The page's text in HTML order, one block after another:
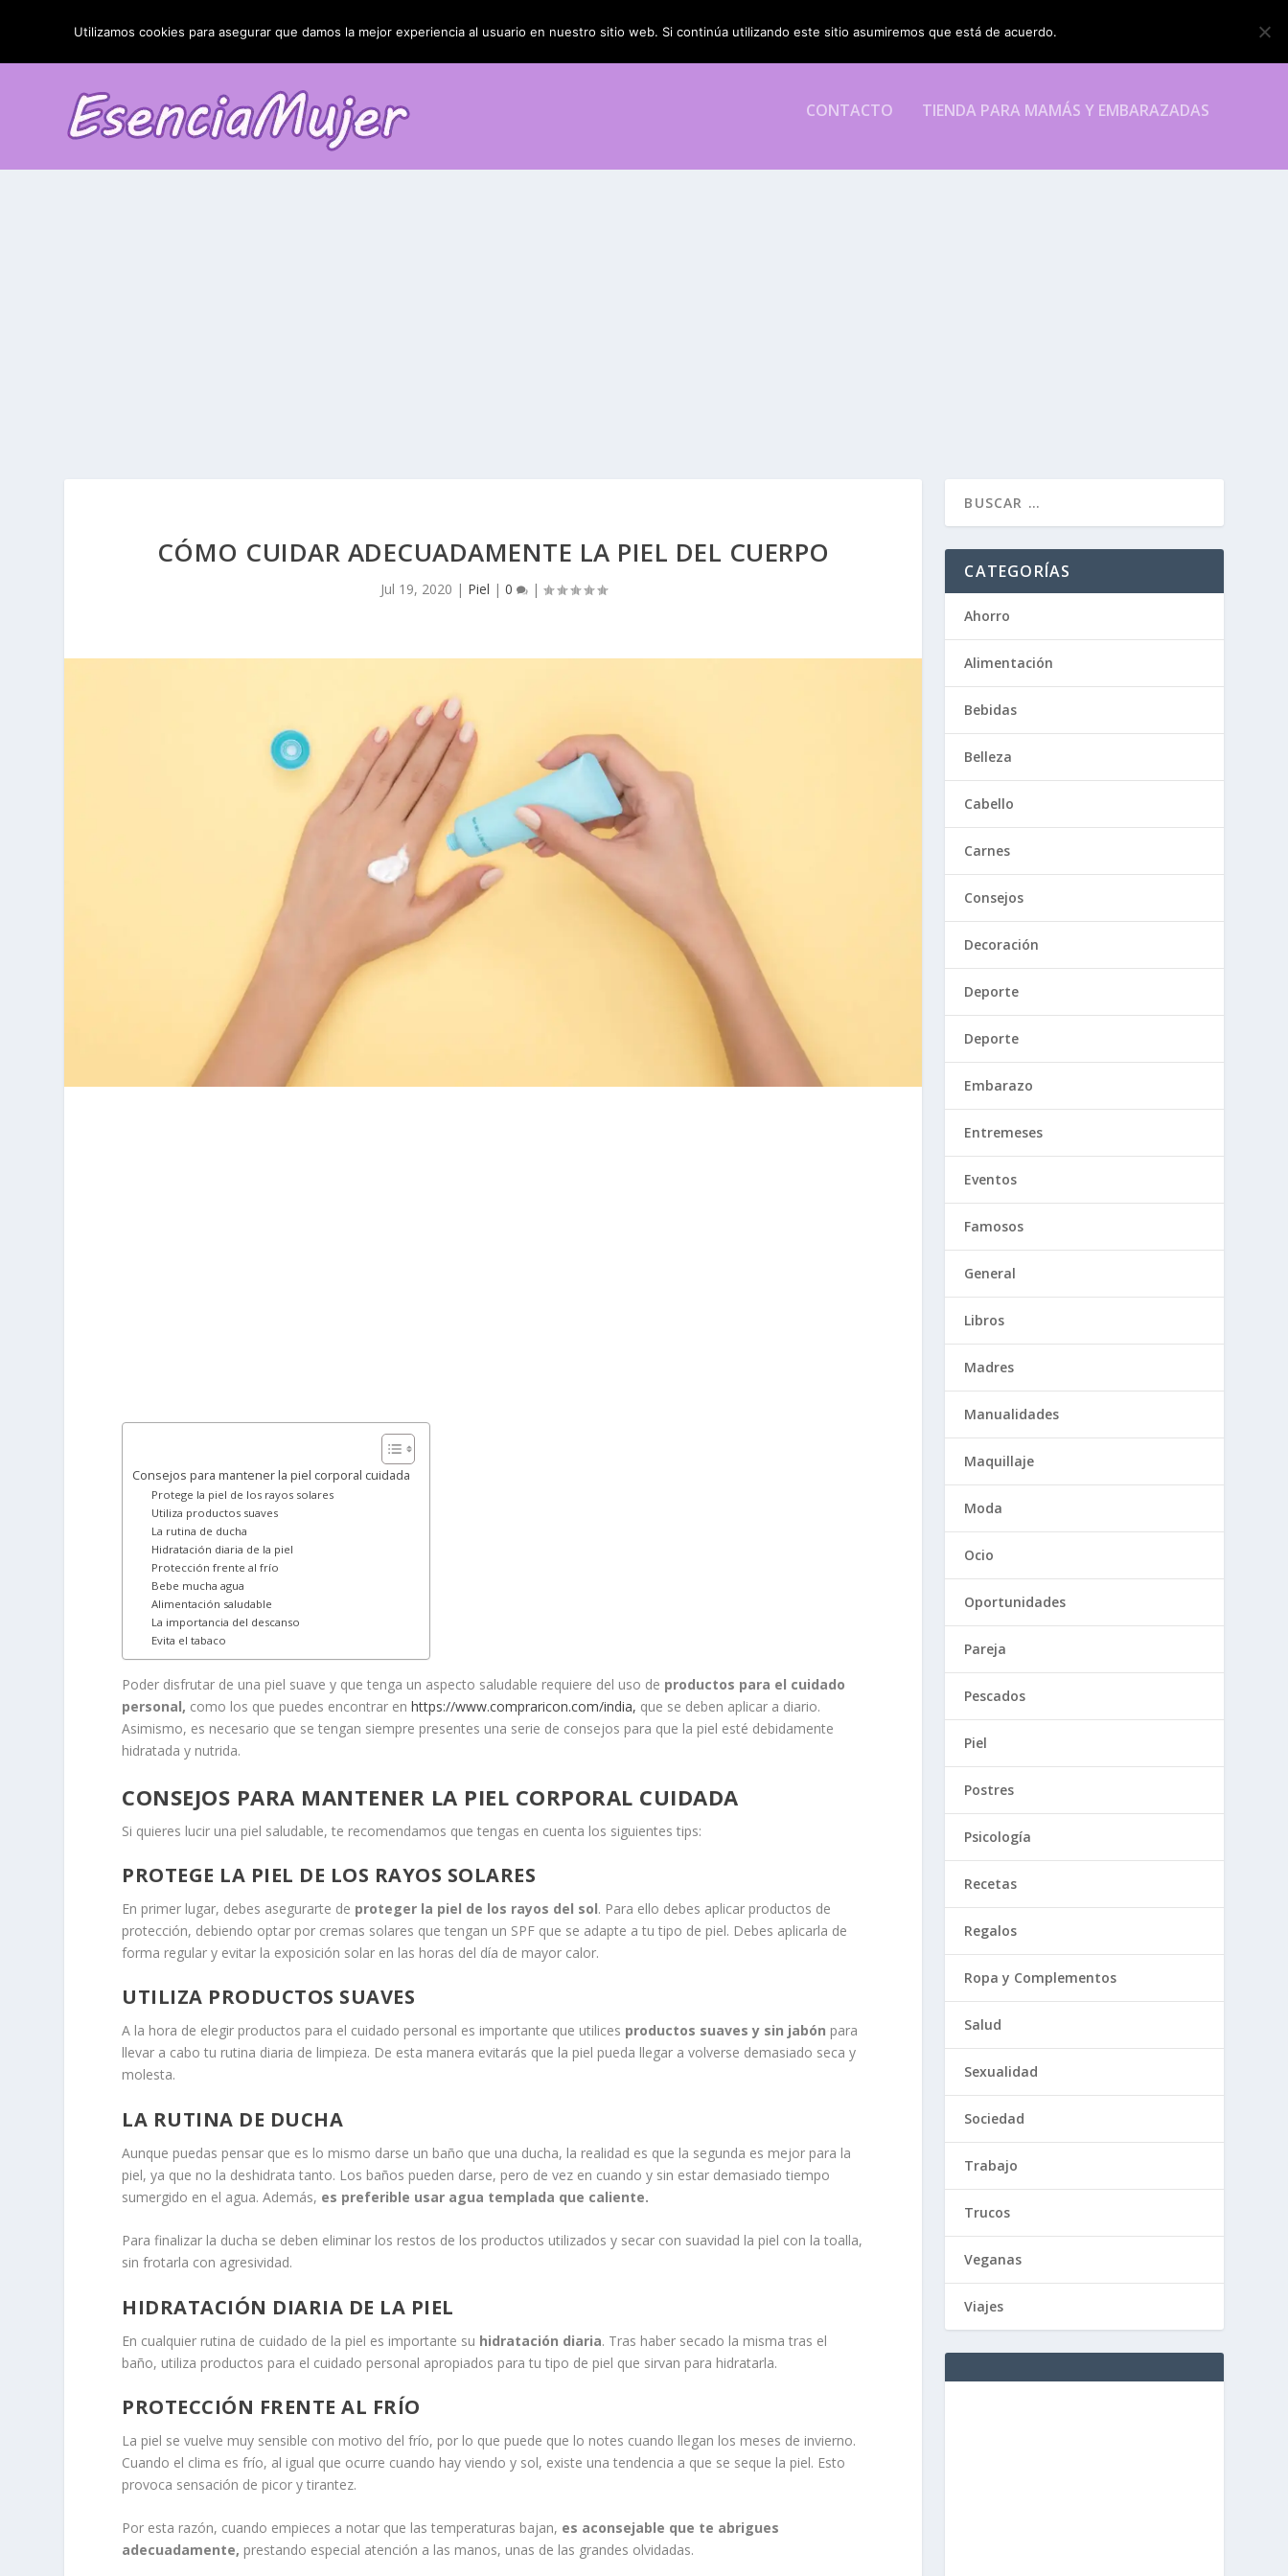
TENDENCIAS: La blefaroplastia y sus resultados
CONTACTO TIENDA PARA MAMÁS Y EMBARAZADAS
CÓMO CUIDAR ADECUADAMENTE LA PIEL DEL CUERPO
Jul 19, 2020 | Piel | 0 |
Consejos para mantener la piel corporal cuidada
Protege la piel de los rayos solares
Utiliza productos suaves
La rutina de ducha
Hidratación diaria de la piel
Protección frente al frío
Bebe mucha agua
Alimentación saludable
La importancia del descanso
Evita el tabaco
Poder disfrutar de una piel suave y que tenga un aspecto saludable requiere del uso de productos para el cuidado
personal, como los que puedes encontrar enhttps://www.compraricon.com/india, que se deben aplicar a diario.
Asimismo, es necesario que se tengan siempre presentes una serie de consejos para que la piel esté debidamente
hidratada y nutrida.
CONSEJOS PARA MANTENER LA PIEL CORPORAL CUIDADA
Si quieres lucir una piel saludable, te recomendamos que tengas en cuenta los siguientes tips:
PROTEGE LA PIEL DE LOS RAYOS SOLARES
En primer lugar, debes asegurarte de proteger la piel de los rayos del sol. Para ello debes aplicar productos de
protección, debiendo optar por cremas solares que tengan un SPF que se adapte a tu tipo de piel. Debes aplicarla de
forma regular y evitar la exposición solar en las horas del día de mayor calor.
UTILIZA PRODUCTOS SUAVES
A la hora de elegir productos para el cuidado personal es importante que utilices productos suaves y sin jabón para
llevar a cabo tu rutina diaria de limpieza. De esta manera evitarás que la piel pueda llegar a volverse demasiado seca y
molesta.
LA RUTINA DE DUCHA
Aunque puedas pensar que es lo mismo darse un baño que una ducha, la realidad es que la segunda es mejor para la
piel, ya que no la deshidrata tanto. Los baños pueden darse, pero de vez en cuando y sin estar demasiado tiempo
sumergido en el agua. Además, es preferible usar agua templada que caliente.
Para finalizar la ducha se deben eliminar los restos de los productos utilizados y secar con suavidad la piel con la toalla,
sin frotarla con agresividad.
HIDRATACIÓN DIARIA DE LA PIEL
En cualquier rutina de cuidado de la piel es importante su hidratación diaria. Tras haber secado la misma tras el
baño, utiliza productos para el cuidado personal apropiados para tu tipo de piel que sirvan para hidratarla.
PROTECCIÓN FRENTE AL FRÍO
La piel se vuelve muy sensible con motivo del frío, por lo que puede que lo notes cuando llegan los meses de invierno.
Cuando el clima es frío, al igual que ocurre cuando hay viendo y sol, existe una tendencia a que se seque la piel. Esto
provoca sensación de picor y tirantez.
Por esta razón, cuando empieces a notar que las temperaturas bajan, es aconsejable que te abrigues
adecuadamente, prestando especial atención a las manos, unas de las grandes olvidadas.
CATEGORÍAS
Ahorro
Alimentación
Bebidas
Belleza
Cabello
Carnes
Consejos
Decoración
Deporte
Deporte
Embarazo
Entremeses
Eventos
Famosos
General
Libros
Madres
Manualidades
Maquillaje
Moda
Ocio
Oportunidades
Pareja
Pescados
Piel
Postres
Psicología
Recetas
Regalos
Ropa y Complementos
Salud
Sexualidad
Sociedad
Trabajo
Trucos
Veganas
Viajes
Utilizamos cookies para asegurar que damos la mejor experiencia al usuario en nuestro sitio web. Si continúa utilizando este sitio asumiremos que está de acuerdo.